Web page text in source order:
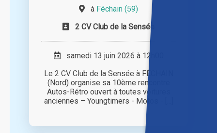
à Féchain (59)
2 CV Club de la Sensée
samedi 13 juin 2026 à 12h00
Le 2 CV Club de la Sensée à FECHAIN
(Nord) organise sa 10ème rencontre
Autos-Rétro ouvert à toutes voitures
anciennes – Youngtimers - Motos - [...]